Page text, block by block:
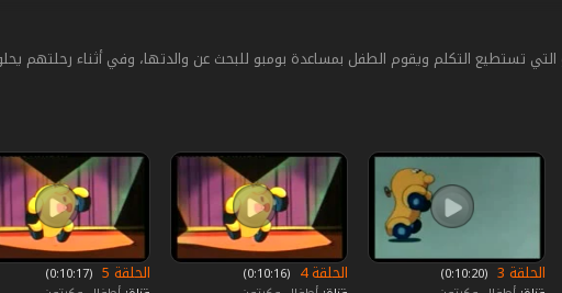
تستطيع التكلم ويقوم الطفل بمساعدة بومبو للبحث عن والدتها، وفي أثناء رحلتهم
الحلقة 3
‏ (0:10:20)
الحلقة 4
‏ (0:10:16)
الحلقة 5
‏ (0:10:17)